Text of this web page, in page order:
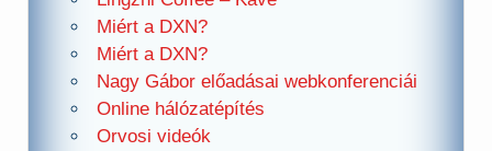
Miért a DXN?
Miért a DXN?
Nagy Gábor előadásai webkonferenciái
Online hálózatépítés
Orvosi videók